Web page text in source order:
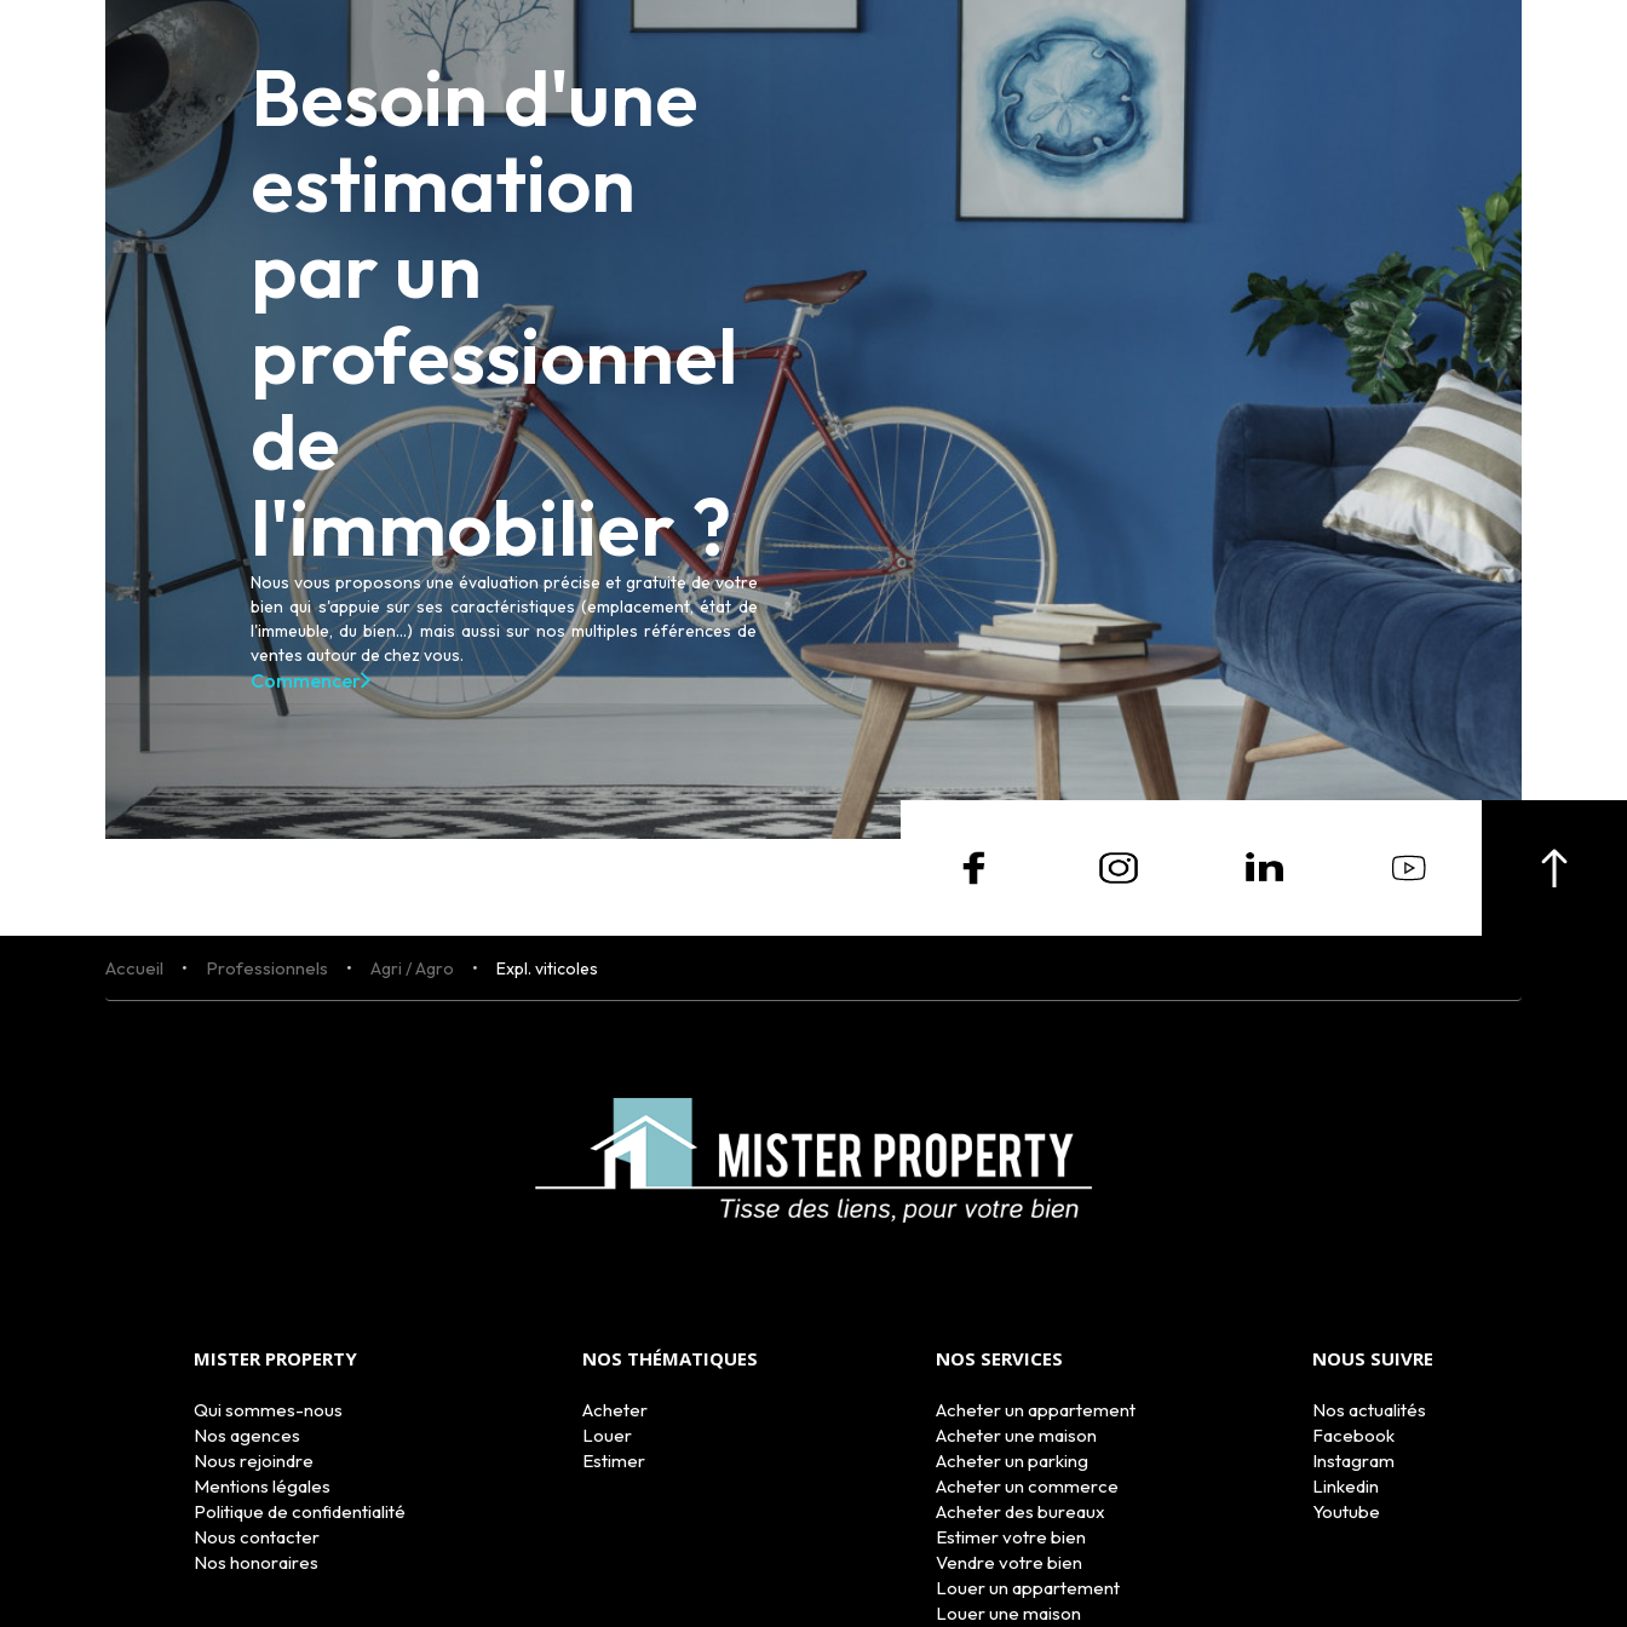
NOUS REJOINDRE
Besoin d'une
estimation
par un
professionnel
de
l'immobilier ?
Nous vous proposons une évaluation précise et gratuite de votre
bien qui s'appuie sur ses caractéristiques (emplacement, état de
l'immeuble, du bien...) mais aussi sur nos multiples références de
ventes autour de chez vous.
Commencer
Accueil Professionnels Agri / Agro Expl. viticoles
MISTER PROPERTY
Qui sommes-nous
Nos agences
Nous rejoindre
Mentions légales
Politique de confidentialité
Nous contacter
Nos honoraires
NOS THÉMATIQUES
Acheter
Louer
Estimer
NOS SERVICES
Acheter un appartement
Acheter une maison
Acheter un parking
Acheter un commerce
Acheter des bureaux
Estimer votre bien
Vendre votre bien
Louer un appartement
Louer une maison
NOUS SUIVRE
Nos actualités
Facebook
Instagram
Linkedin
Youtube